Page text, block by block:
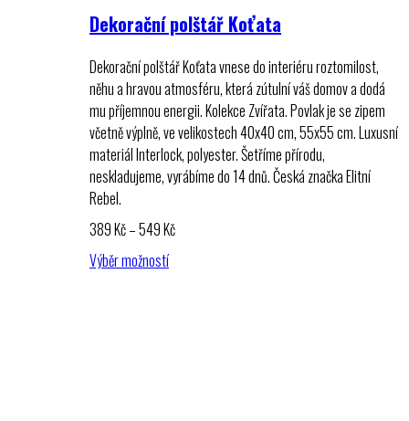
Dekorační polštář Koťata
Dekorační polštář Koťata vnese do interiéru roztomilost,
něhu a hravou atmosféru, která zútulní váš domov a dodá
mu příjemnou energii. Kolekce Zvířata. Povlak je se zipem
včetně výplně, ve velikostech 40x40 cm, 55x55 cm. Luxusní
materiál Interlock, polyester. Šetříme přírodu,
neskladujeme, vyrábíme do 14 dnů. Česká značka Elitní
Rebel.
389Kč–549KčRozpětí
Výběr možností